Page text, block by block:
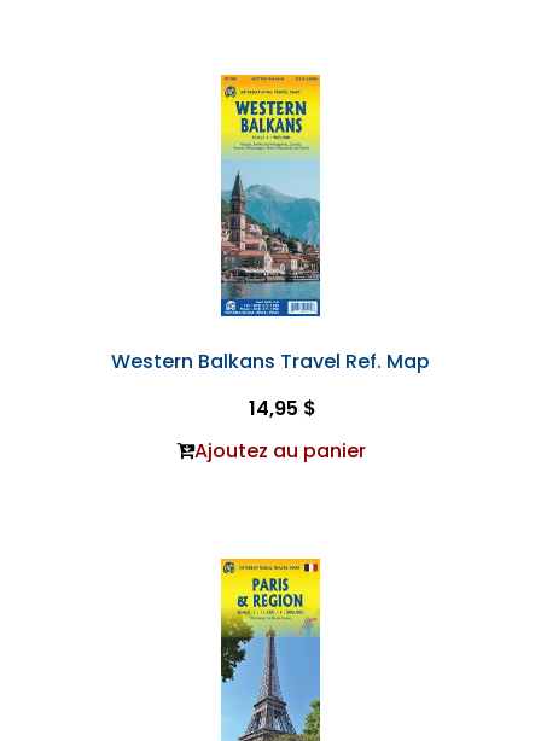
Western Balkans Travel Ref. Map
14,95 $
Ajoutez au panier